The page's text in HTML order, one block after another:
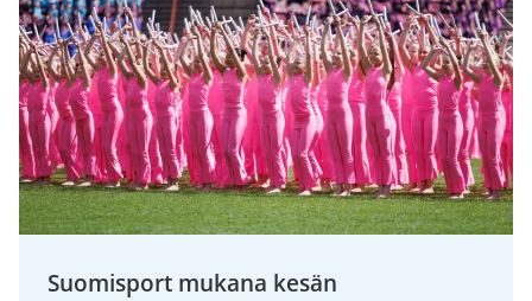
Suomisport mukana kesän